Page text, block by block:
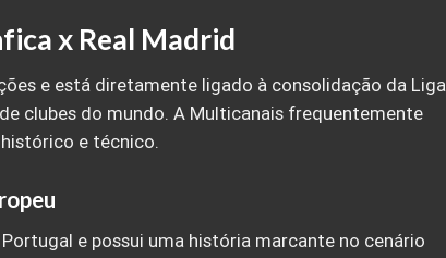
x Real Madrid
e está diretamente ligado à consolidação da Liga
clubes do mundo. A Multicanais frequentemente
e técnico.
e possui uma história marcante no cenário